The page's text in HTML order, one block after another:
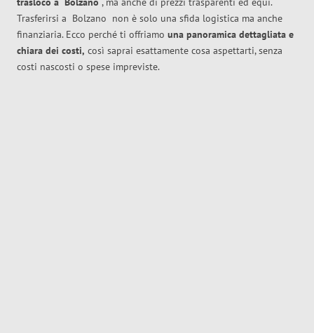
Trasferirsi a Bolzano non è solo una sfida logistica ma anche
finanziaria. Ecco perché ti offriamo una panoramica dettagliata e
chiara dei costi, così saprai esattamente cosa aspettarti, senza
costi nascosti o spese impreviste.